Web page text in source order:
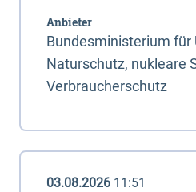
Anbieter
Bundesministerium für
Naturschutz, nukleare
Verbraucherschutz
03.08.2026 11:51